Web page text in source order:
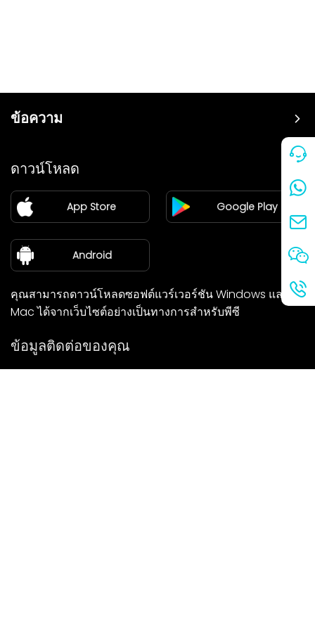
ข้อความ
แฟรนไชส์
ศูนย์ข่าว
เกี่ยวกับเรา
ดาวน์โหลด
App Store Google Play
Android
คุณสามารถดาวน์โหลดซอฟต์แวร์เวอร์ชัน Windows และ
Mac ได้จากเว็บไซต์อย่างเป็นทางการสำหรับพีซี
ข้อมูลติดต่อของคุณ